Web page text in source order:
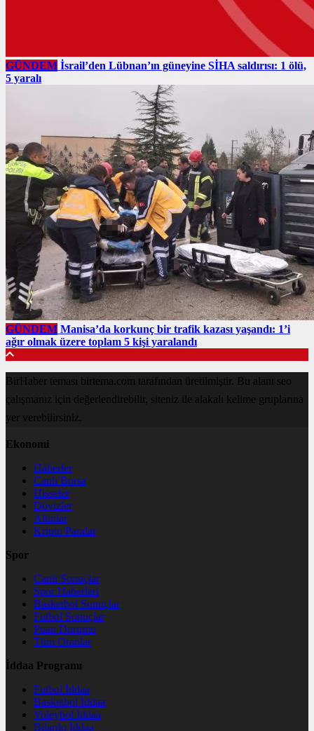
GÜNDEM İsrail’den Lübnan’ın güneyine SİHA saldırısı: 1 ölü,
5 yaralı
GÜNDEM Manisa’da korkunç bir trafik kazası yaşandı: 1’i
ağır olmak üzere toplam 5 kişi yaralandı
BirHaber teması birtema.com tarafından üretilmiştir. Bu alanı seo
çalışmanız için değerlendirebilir, siteniz ile alakalı kelime gruplarına
yer verebilirsiniz.
Ekonomi
Haberler
Canlı Borsa
Hisseler
Dövizler
Altınlar
Kripto Paralar
Spor
Canlı Sonuçlar
Spor Haberleri
Basketbol Sonuçlar
Futbol Sonuçlar
Puan Durumu
Tüm Oranlar
İddaa Programı
Futbol İddaa
Basketbol İddaa
Voleybol İddaa
Bilardo İddaa